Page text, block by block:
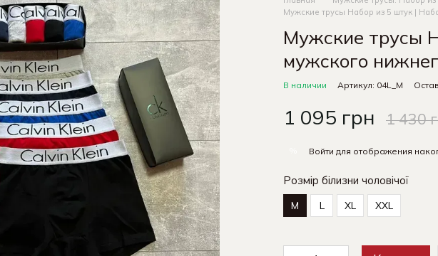
Мужские трусы Набор из 5 штук |
Мужские трусы
мужского
В наличии Артикул: 04L_M
1 095 грн 1 430
Войти для отображения
Розмір білизни чоловічої
M L XL XXL